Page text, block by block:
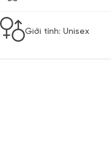
Giới tính: Unisex